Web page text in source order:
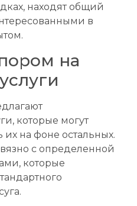
находят общий
в
на
которые могут
на фоне остальных.
с определенной
которые